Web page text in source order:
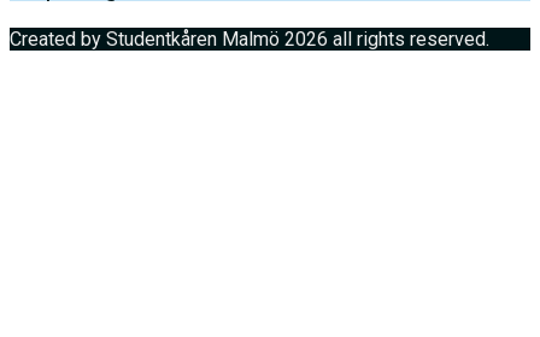
Created by Studentkåren Malmö 2026 all rights reserved.